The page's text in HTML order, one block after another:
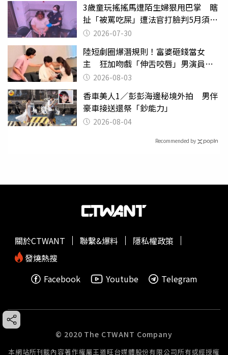
3歲童玩搖搖馬遭陌生婦狠甩巴掌 瞎
扯「被罵吃屎」遭法官打臉判5月須入
監 2026-07-30
陸短劇圈爆潛規則！富婆砸錢當女
主 狂加吻戲「伸舌咬唇」男演員崩
潰 2026-08-03
香車美人1／彭彭海邊秘境外拍 男伴
豪車接送還祭「鈔能力」
2026-08-04
Recommended by
關於CTWANT 聯繫&爆料
隱私權政策
發燒熱搜
Facebook
Youtube Telegram
© 2020 The CTWANT Company
本網站所刊載內容著作權屬王道旺台媒體股份有限公司所有或經授權